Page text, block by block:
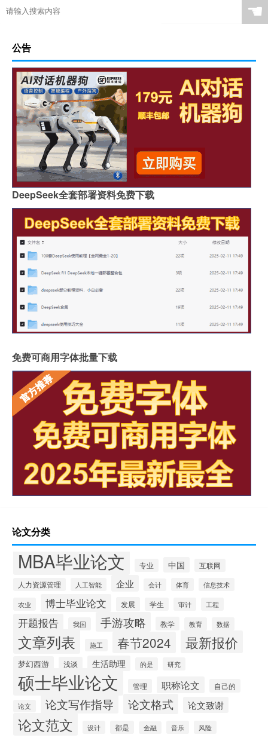
☚
公告
DeepSeek全套部署资料免费下载
免费可商用字体批量下载
论文分类
MBA毕业论文 专业 中国
互联网
人力资源管理
人工智能 企业 会计 体育 信息技术
农业 博士毕业论文 发展 学生 审计 工程
开题报告 我国 手游攻略 教学 教育 数据
文章列表 施工 春节2024 最新报价
梦幻西游 浅谈 生活助理 的是 研究
硕士毕业论文 管理 职称论文 自己的
论文 论文写作指导 论文格式 论文致谢
论文范文 设计 都是 金融 音乐 风险